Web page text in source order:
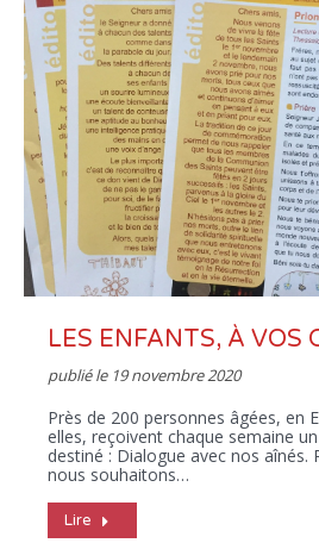
LES ENFANTS, À VOS
publié le 19 novembre 2020
Près de 200 personnes âgées, en
elles, reçoivent chaque semaine
destiné : Dialogue avec nos aînés.
nous souhaitons…
Lire